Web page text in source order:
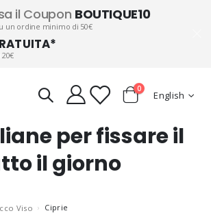
il Coupon BOUTIQUE10
un ordine minimo di 50€
Cart
0itemsLanguage
English
per fissare il
il giorno
Viso Ciprie